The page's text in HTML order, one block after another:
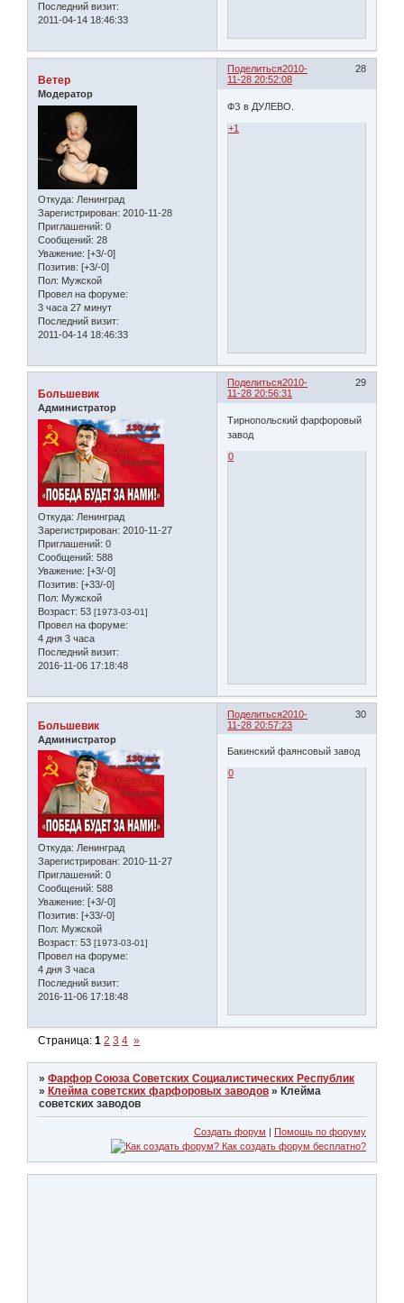
Последний визит:
2011-04-14 18:46:33
Поделиться 28
2010-
11-28 20:52:08
Ветер
Модератор
Откуда: Ленинград
Зарегистрирован: 2010-11-28
Приглашений: 0
Сообщений: 28
Уважение: [+3/-0]
Позитив: [+3/-0]
Пол: Мужской
Провел на форуме:
3 часа 27 минут
Последний визит:
2011-04-14 18:46:33
ФЗ в ДУЛЕВО.
+1
Поделиться 29
2010-
11-28 20:56:31
Большевик
Администратор
Откуда: Ленинград
Зарегистрирован: 2010-11-27
Приглашений: 0
Сообщений: 588
Уважение: [+3/-0]
Позитив: [+33/-0]
Пол: Мужской
Возраст: 53 [1973-03-01]
Провел на форуме:
4 дня 3 часа
Последний визит:
2016-11-06 17:18:48
Тирнопольский фарфоровый
завод
0
Поделиться 30
2010-
11-28 20:57:23
Большевик
Администратор
Откуда: Ленинград
Зарегистрирован: 2010-11-27
Приглашений: 0
Сообщений: 588
Уважение: [+3/-0]
Позитив: [+33/-0]
Пол: Мужской
Возраст: 53 [1973-03-01]
Провел на форуме:
4 дня 3 часа
Последний визит:
2016-11-06 17:18:48
Бакинский фаянсовый завод
0
Страница:1 2 3 4 »
»Фарфор Союза Советских Социалистических Республик
»Клейма советских фарфоровых заводов »Клейма
советских заводов
Создать форум | Помощь по форуму